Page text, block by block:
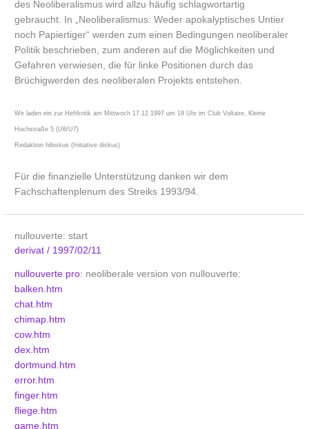
des Neoliberalismus wird allzu häufig schlagwortartig
gebraucht. In „Neoliberalismus: Weder apokalyptisches Untier
noch Papiertiger“ werden zum einen Bedingungen neoliberaler
Politik beschrieben, zum anderen auf die Möglichkeiten und
Gefahren verwiesen, die für linke Positionen durch das
Brüchigwerden des neoliberalen Projekts entstehen.
Wir laden ein zur Heftkritik am Mittwoch 17.12.1997 um 19 Uhr im Club Voltaire, Kleine
Hochstraße 5 (U6/U7)
Redaktion hibiskus (Initiative diskus)
Für die finanzielle Unterstützung danken wir dem
Fachschaftenplenum des Streiks 1993/94.
nullouverte: start
derivat/ 1997/02/11
nullouverte pro: neoliberale version von nullouverte:
balken.htm
chat.htm
chimap.htm
cow.htm
dex.htm
dortmund.htm
error.htm
finger.htm
fliege.htm
game.htm